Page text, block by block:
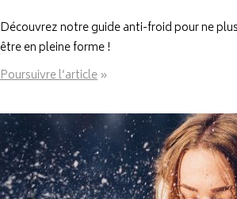
Découvrez notre guide anti-froid pour ne
être en pleine forme !
Poursuivre l’article»